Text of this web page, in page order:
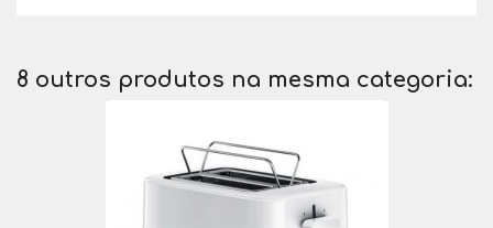
8 outros produtos na mesma categoria: